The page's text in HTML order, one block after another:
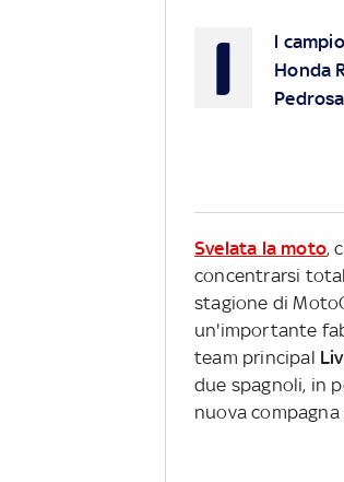
I l
Honda
Svelata la moto,
concentrarsi
stagione di
un'importante
team principal
due spagnoli, in
nuova